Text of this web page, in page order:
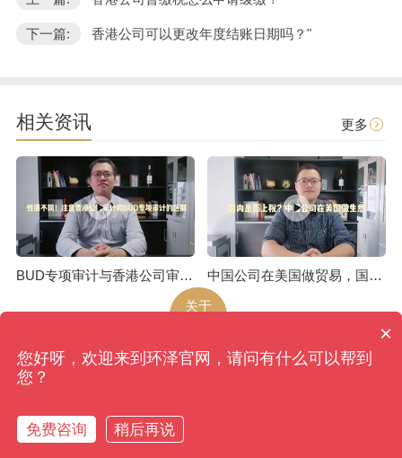
下一篇: 香港公司可以更改年度结账日期吗？"
相关资讯 更多
BUD专项审计与香港公司审计是不一样的
中国公司在美国做贸易，国内是否上税呢
关于
环泽版权所有
网站地图
香港、成都、北京、上海、广州、南京、昆明、武汉...
×
您好呀，欢迎来到环泽官网，请问有什么可以帮到
您？
免费咨询 稍后再说